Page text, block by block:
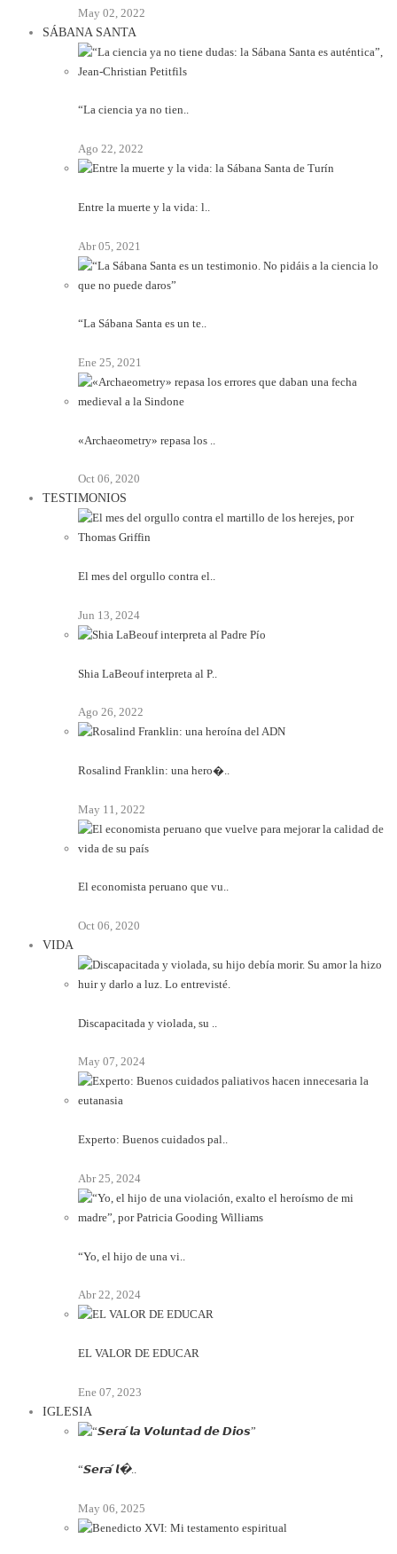
May 02, 2022
SÁBANA SANTA
“La ciencia ya no tien..
Ago 22, 2022
Entre la muerte y la vida: l..
Abr 05, 2021
“La Sábana Santa es un te..
Ene 25, 2021
«Archaeometry» repasa los ..
Oct 06, 2020
TESTIMONIOS
El mes del orgullo contra el..
Jun 13, 2024
Shia LaBeouf interpreta al P..
Ago 26, 2022
Rosalind Franklin: una hero�..
May 11, 2022
El economista peruano que vu..
Oct 06, 2020
VIDA
Discapacitada y violada, su ..
May 07, 2024
Experto: Buenos cuidados pal..
Abr 25, 2024
“Yo, el hijo de una vi..
Abr 22, 2024
EL VALOR DE EDUCAR
Ene 07, 2023
IGLESIA
“𝙎𝙚𝙧𝙖́ 𝙡�..
May 06, 2025